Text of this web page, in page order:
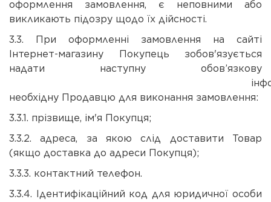
оформлення замовлення, є неповними або
викликають підозру щодо їх дійсності.
3.3. При оформленні замовлення на сайті
Інтернет-магазину Покупець зобов'язується
надати наступну обов’язкову
необхідну Продавцю для виконання замовлення:
3.3.1. прізвище, ім'я Покупця;
3.3.2. адреса, за якою слід доставити Товар
(якщо доставка до адреси Покупця);
3.3.3. контактний телефон.
3.3.4. Ідентифікаційний код для юридичної особи